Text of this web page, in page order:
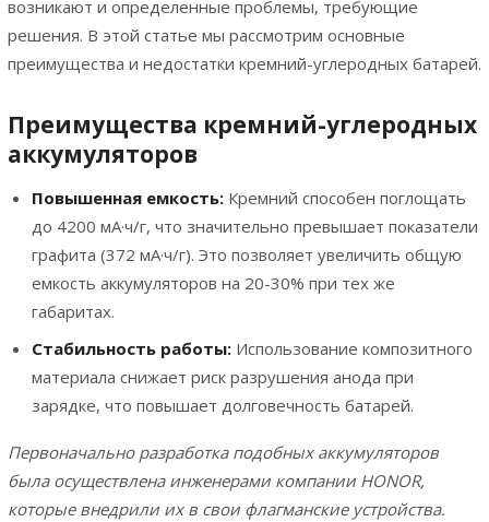
возникают и определенные проблемы, требующие
решения. В этой статье мы рассмотрим основные
преимущества и недостатки кремний-углеродных батарей.
Преимущества кремний-углеродных
аккумуляторов
Повышенная емкость:Кремний способен поглощать
до 4200 мА·ч/г, что значительно превышает показатели
графита (372 мА·ч/г). Это позволяет увеличить общую
емкость аккумуляторов на 20-30% при тех же
габаритах.
Стабильность работы:Использование композитного
материала снижает риск разрушения анода при
зарядке, что повышает долговечность батарей.
Первоначально разработка подобных аккумуляторов
была осуществлена инженерами компании HONOR,
которые внедрили их в свои флагманские устройства.